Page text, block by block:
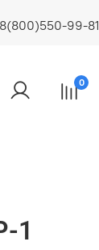
8(800)550-99-81
0
1